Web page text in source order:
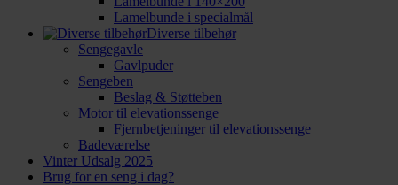
Lamelbunde i specialmål
Diverse tilbehør
Sengegavle
Gavlpuder
Sengeben
Beslag & Støtteben
Motor til elevationssenge
Fjernbetjeninger til elevationssenge
Badeværelse
Vinter Udsalg 2025
Brug for en seng i dag?